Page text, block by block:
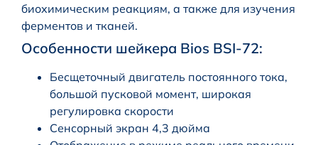
биохимическим реакциям, а также для изучения
ферментов и тканей.
Особенности шейкера Bios BSI-72:
Бесщеточный двигатель постоянного тока,
большой пусковой момент, широкая
регулировка скорости
Cенсорный экран 4,3 дюйма